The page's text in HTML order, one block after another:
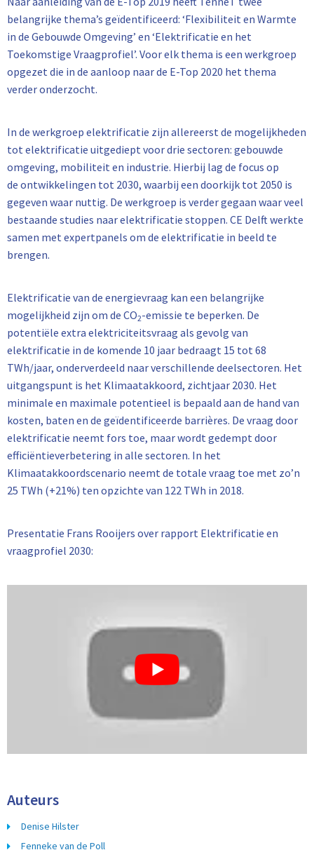
belangrijke thema’s geïdentificeerd: ‘Flexibiliteit en Warmte
in de Gebouwde Omgeving’ en ‘Elektrificatie en het
Toekomstige Vraagprofiel’. Voor elk thema is een werkgroep
opgezet die in de aanloop naar de E-Top 2020 het thema
verder onderzocht.
In de werkgroep elektrificatie zijn allereerst de mogelijkheden
tot elektrificatie uitgediept voor drie sectoren: gebouwde
omgeving, mobiliteit en industrie. Hierbij lag de focus op
de ontwikkelingen tot 2030, waarbij een doorkijk tot 2050 is
gegeven waar nuttig. De werkgroep is verder gegaan waar veel
bestaande studies naar elektrificatie stoppen. CE Delft werkte
samen met expertpanels om de elektrificatie in beeld te
brengen.
Elektrificatie van de energievraag kan een belangrijke
mogelijkheid zijn om de CO2-emissie te beperken. De
potentiële extra elektriciteitsvraag als gevolg van
elektrificatie in de komende 10 jaar bedraagt 15 tot 68
TWh/jaar, onderverdeeld naar verschillende deelsectoren. Het
uitgangspunt is het Klimaatakkoord, zichtjaar 2030. Het
minimale en maximale potentieel is bepaald aan de hand van
kosten, baten en de geïdentificeerde barrières. De vraag door
elektrificatie neemt fors toe, maar wordt gedempt door
efficiëntieverbetering in alle sectoren. In het
Klimaatakkoordscenario neemt de totale vraag toe met zo’n
25 TWh (+21%) ten opzichte van 122 TWh in 2018.
Presentatie Frans Rooijers over rapport Elektrificatie en
vraagprofiel 2030:
Auteurs
Denise Hilster
Fenneke van de Poll